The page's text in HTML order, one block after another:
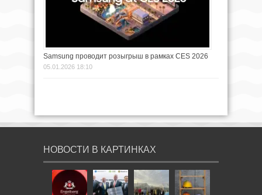
Samsung проводит розыгрыш в рамках CES 2026
05.01.2026 18:10
НОВОСТИ В КАРТИНКАХ